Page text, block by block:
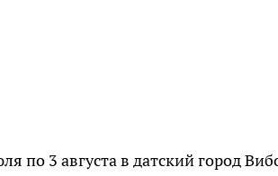
по 3 августа в датский город